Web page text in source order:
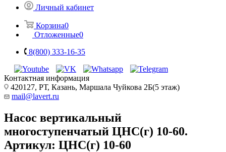
Личный кабинет
Корзина0
Отложенные0
8(800) 333-16-35
Контактная информация
420127, РТ, Казань, Маршала Чуйкова 2Б(5 этаж)
mail@lavert.ru
Насос вертикальный
многоступенчатый ЦНС(г) 10-60.
Артикул: ЦНС(г) 10-60